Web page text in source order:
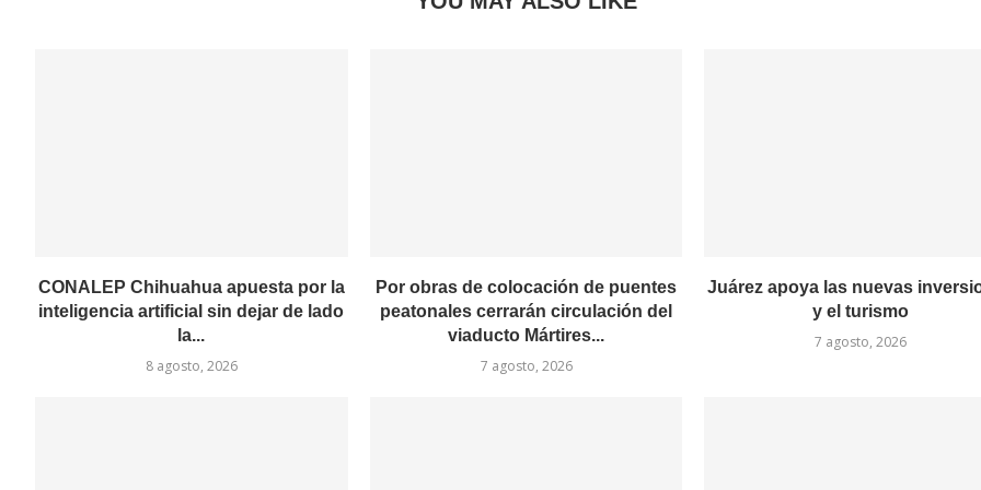
CONALEP Chihuahua apuesta por la
inteligencia artificial sin dejar de lado
la...
8 agosto, 2026
Por obras de colocación de puentes
peatonales cerrarán circulación del
viaducto Mártires...
7 agosto, 2026
Juárez apoya las nuevas
y el turismo
7 agosto, 2026